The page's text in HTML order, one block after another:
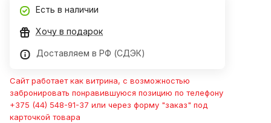
Есть в наличии
Хочу в подарок
Доставляем в РФ (СДЭК)
Сайт работает как витрина, с возможностью
забронировать понравившуюся позицию по телефону
+375 (44) 548-91-37 или через форму "заказ" под
карточкой товара